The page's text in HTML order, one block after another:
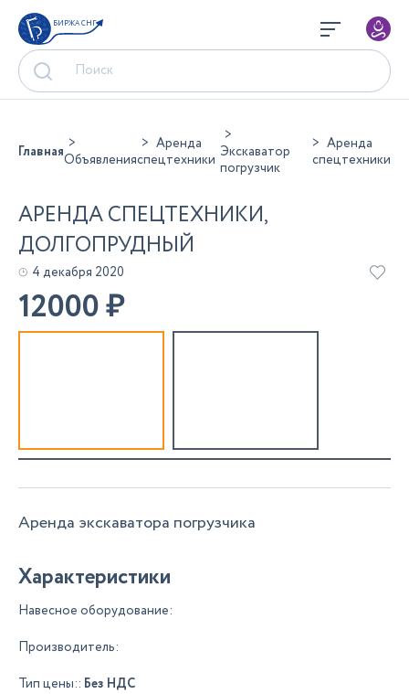
БИРЖА СНГ
ГлавнаяОбъявления
Аренда
спецтехники Экскаватор
погрузчик
Аренда
спецтехники
АРЕНДА СПЕЦТЕХНИКИ,
ДОЛГОПРУДНЫЙ
4 декабря 2020
12000₽
Аренда экскаватора погрузчика
Характеристики
Навесное оборудование:
Производитель:
Тип цены:: Без НДС